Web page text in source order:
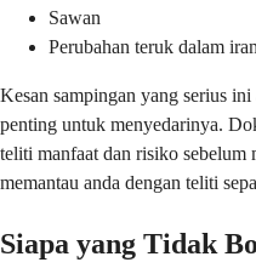
Sawan
Perubahan teruk dalam
Kesan sampingan yang serius
penting untuk menyedarinya.
teliti manfaat dan risiko sebelum
memantau anda dengan teliti
Siapa yang Tidak